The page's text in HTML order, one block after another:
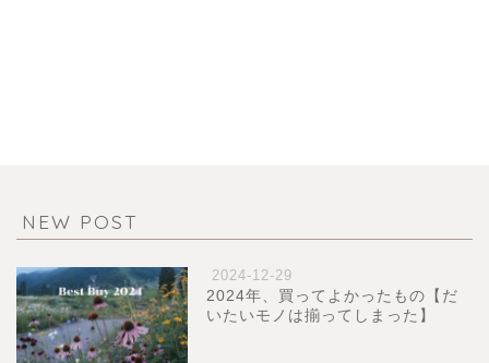
NEW POST
2024-12-29
2024年、買ってよかったもの【だ
いたいモノは揃ってしまった】